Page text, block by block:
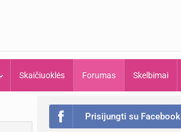
Skaičiuoklės Forumas Skelbimai
Prisijungti su Facebook